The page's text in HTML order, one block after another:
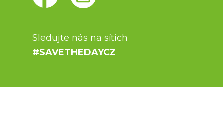
Sledujte nás na sítích
#SAVETHEDAYCZ